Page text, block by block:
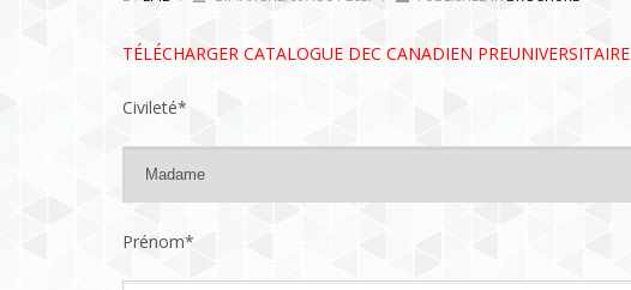
TÉLÉCHARGER CATALOGUE DEC CANADIEN PREUNIVERSITAIRE
Civileté*
Prénom*